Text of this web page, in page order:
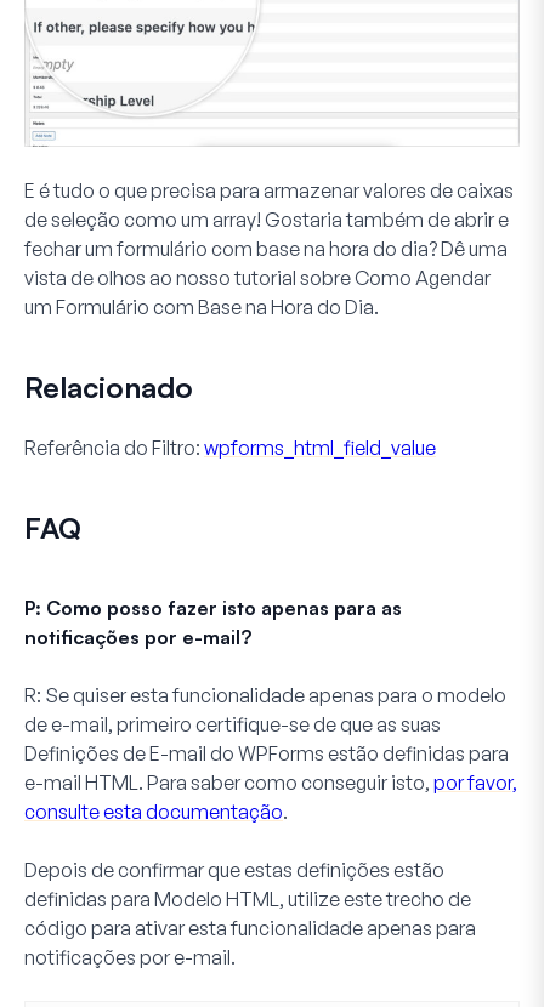
E é tudo o que precisa para armazenar valores de caixas
de seleção como um array! Gostaria também de abrir e
fechar um formulário com base na hora do dia? Dê uma
vista de olhos ao nosso tutorial sobre Como Agendar
um Formulário com Base na Hora do Dia.
Relacionado
Referência do Filtro: wpforms_html_field_value
FAQ
P: Como posso fazer isto apenas para as
notificações por e-mail?
R: Se quiser esta funcionalidadeapenas para o modelo
de e-mail, primeiro certifique-se de que as suas
Definições de E-mail do WPForms estão definidas para
e-mail HTML. Para saber como conseguir isto, por favor,
consulte esta documentação.
Depois de confirmar que estas definições estão
definidas para Modelo HTML , utilize este trecho de
código para ativar esta funcionalidade apenas para
notificações por e-mail.